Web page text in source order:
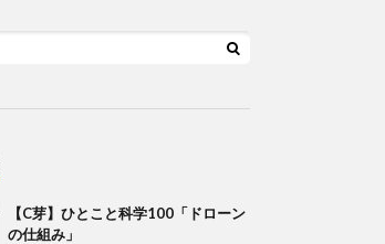
【C芽】ひとこと科学100「ドローン
の仕組み」